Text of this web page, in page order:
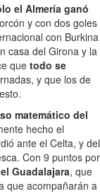
el Almería ganó
y con dos goles
con Burkina
casa del Girona y la
que todo se
y que los de
matemático del
hecho el
ante el Celta, y del
Con 9 puntos por
Guadalajara, que
que acompañarán a